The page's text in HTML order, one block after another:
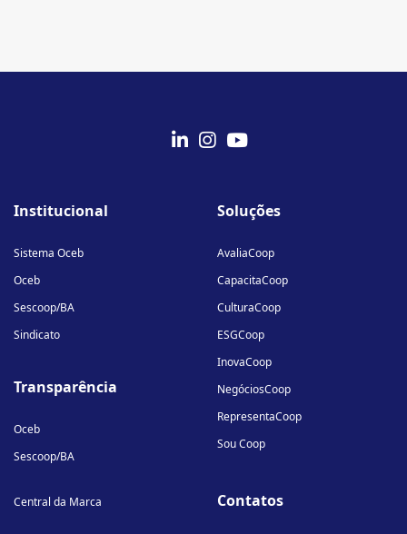
linkedin-
instagram
youtube
Institucional
Sistema Oceb
Oceb
Sescoop/BA
Sindicato
Transparência
Oceb
Sescoop/BA
Central da Marca
Soluções
AvaliaCoop
CapacitaCoop
CulturaCoop
ESGCoop
InovaCoop
NegóciosCoop
RepresentaCoop
Sou Coop
Contatos